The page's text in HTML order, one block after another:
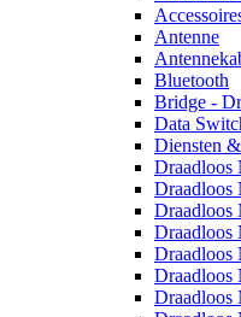
Antenne
Bluetooth
Bridge -
Data
Diensten
Draadloos
Draadloos
Draadloos
Draadloos
Draadloos
Draadloos
Draadloos